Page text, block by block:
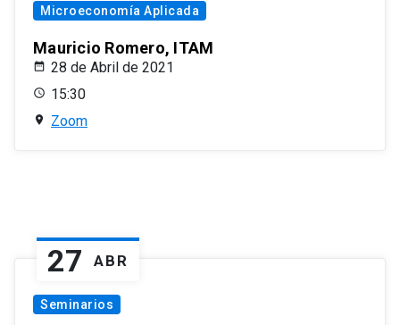
Microeconomía Aplicada
Mauricio Romero, ITAM
28 de Abril de 2021
15:30
Zoom
27 ABR
Seminarios